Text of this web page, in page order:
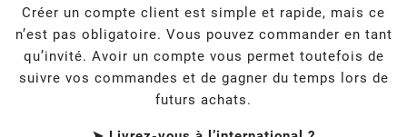
Créer un compte client est simple et rapide, mais ce
n’est pas obligatoire. Vous pouvez commander en tant
qu’invité. Avoir un compte vous permet toutefois de
suivre vos commandes et de gagner du temps lors de
futurs achats.